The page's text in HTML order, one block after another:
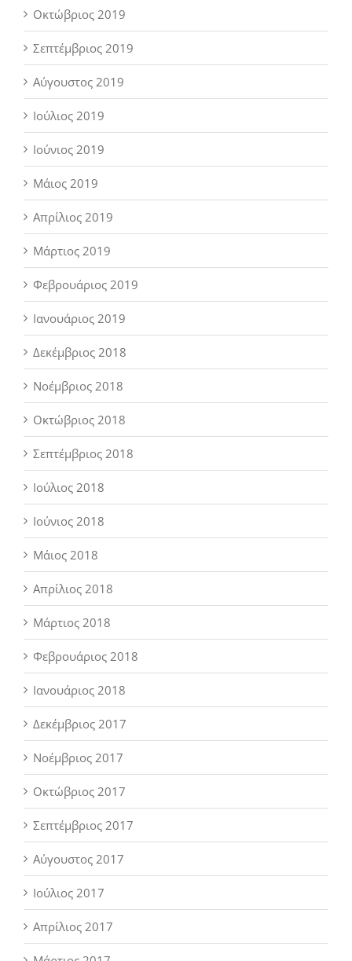
Οκτώβριος 2019
Σεπτέμβριος 2019
Αύγουστος 2019
Ιούλιος 2019
Ιούνιος 2019
Μάιος 2019
Απρίλιος 2019
Μάρτιος 2019
Φεβρουάριος 2019
Ιανουάριος 2019
Δεκέμβριος 2018
Νοέμβριος 2018
Οκτώβριος 2018
Σεπτέμβριος 2018
Ιούλιος 2018
Ιούνιος 2018
Μάιος 2018
Απρίλιος 2018
Μάρτιος 2018
Φεβρουάριος 2018
Ιανουάριος 2018
Δεκέμβριος 2017
Νοέμβριος 2017
Οκτώβριος 2017
Σεπτέμβριος 2017
Αύγουστος 2017
Ιούλιος 2017
Απρίλιος 2017